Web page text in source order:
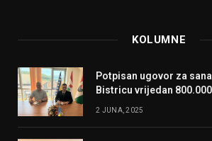
KOLUMNE
Potpisan ugovor za
Bistricu vrijedan 800.000
2 JUNA, 2025